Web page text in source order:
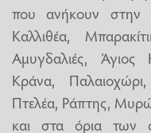
που ανήκουν στην
Καλλιθέα,
Αμυγδαλιές, Άγιος
Κράνα,
Πτελέα, Ράπτης,
και στα όρια των